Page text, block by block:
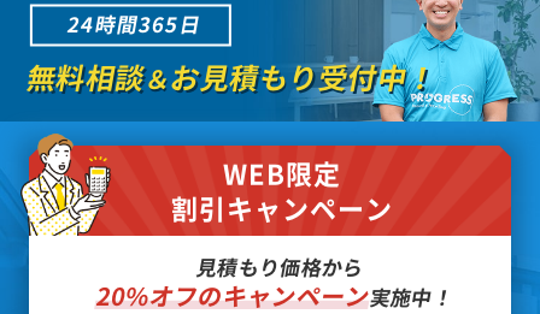
24時間365日
無料相談＆お見積もり受付中！
WEB限定
割引キャンペーン
見積もり価格から
20%オフのキャンペーン実施中！